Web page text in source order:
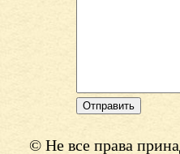
© Не все права